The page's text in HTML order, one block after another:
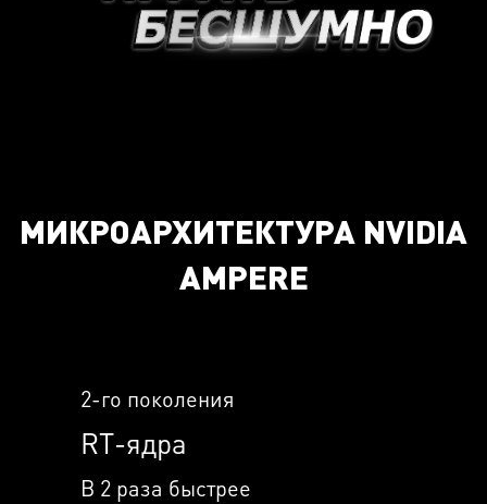
МИКРОАРХИТЕКТУРА NVIDIA
AMPERE
2-го поколения
RT-ядра
В 2 раза быстрее